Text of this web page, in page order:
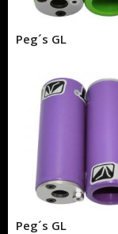
Peg´s GL
Peg´s GL